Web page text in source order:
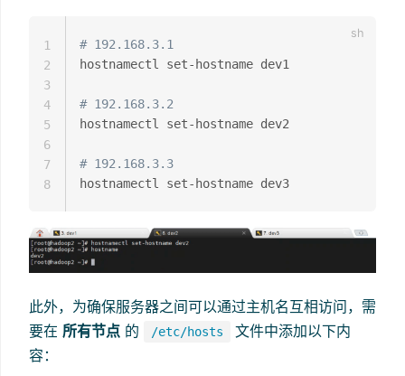
# 192.168.3.1
hostnamectl set-hostname dev1
# 192.168.3.2
hostnamectl set-hostname dev2
# 192.168.3.3
1
2
3
4
5
6
7
8
此外，为确保服务器之间可以通过主机名互相访问，需
要在 所有节点 的 /etc/hosts
文件中添加以下内
容：